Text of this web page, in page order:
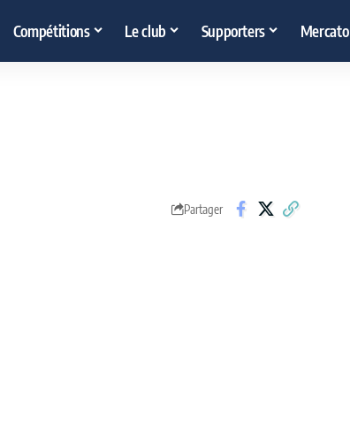
Compétitions Le club Supporters Mercato
Partager